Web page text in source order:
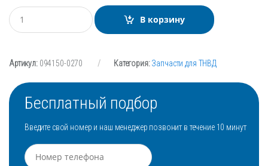
К
о
е
в
В корзину
Артикул: 094150-0270 Категория:Запчасти для ТНВД
Бесплатный подбор
Введите свой номер и наш менеджер позвонит в течение 10 минут